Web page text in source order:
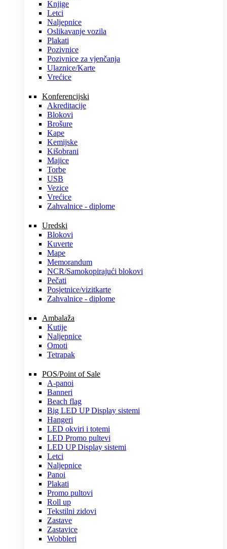
Knjige
Letci
Naljepnice
Oslikavanje vozila
Plakati
Pozivnice
Pozivnice za vjenčanja
Ulaznice/Karte
Vrećice
Konferencijski
Akreditacije
Blokovi
Brošure
Kape
Kemijske
Kišobrani
Majice
Torbe
USB
Vezice
Vrećice
Zahvalnice - diplome
Uredski
Blokovi
Kuverte
Mape
Memorandum
NCR/Samokopirajući blokovi
Pečati
Posjetnice/vizitkarte
Zahvalnice - diplome
Ambalaža
Kutije
Naljepnice
Omoti
Tetrapak
POS/Point of Sale
A-panoi
Banneri
Beach flag
Big LED UP Display sistemi
Hangeri
LED okviri i totemi
LED Promo pultevi
LED UP Display sistemi
Letci
Naljepnice
Panoi
Plakati
Promo pultovi
Roll up
Tekstilni zidovi
Zastave
Zastavice
Wobbleri